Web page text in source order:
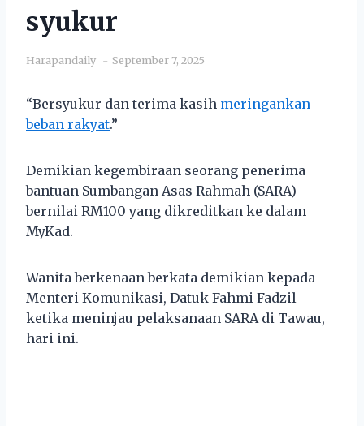
syukur
Harapandaily September 7, 2025
“Bersyukur dan terima kasih meringankan
beban rakyat.”
Demikian kegembiraan seorang penerima
bantuan Sumbangan Asas Rahmah (SARA)
bernilai RM100 yang dikreditkan ke dalam
MyKad.
Wanita berkenaan berkata demikian kepada
Menteri Komunikasi, Datuk Fahmi Fadzil
ketika meninjau pelaksanaan SARA di Tawau,
hari ini.